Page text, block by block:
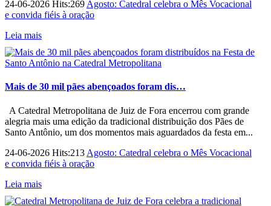
24-06-2026 Hits:269 Agosto: Catedral celebra o Mês Vocacional
e convida fiéis à oração
Leia mais
Mais de 30 mil pães abençoados foram dis…
A Catedral Metropolitana de Juiz de Fora encerrou com grande
alegria mais uma edição da tradicional distribuição dos Pães de
Santo Antônio, um dos momentos mais aguardados da festa em...
24-06-2026 Hits:213 Agosto: Catedral celebra o Mês Vocacional
e convida fiéis à oração
Leia mais